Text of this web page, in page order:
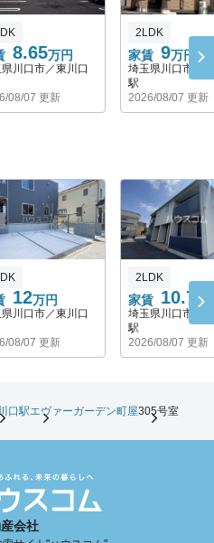
8.65万円
川口市／東川口
08/07 更新
家賃 9万円
2LDK
埼玉県川口市／
駅
2026/08/07 更新
12万円
川口市／東川口
08/07 更新
家賃 10.7 万
2LDK
埼玉県川口市／
駅
2026/08/07 更新
口駅エヴァーガーデン町屋305号室
会社